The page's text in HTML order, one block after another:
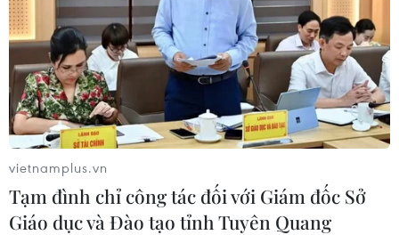
Tỷ giá đồng euro tiếp tục "lao dốc" xuống
mức thấp nhất trong 20 năm
12/07/2022 03:18
vietnamplus.vn
Tạm đình chỉ công tác đối với Giám đốc Sở
Giáo dục và Đào tạo tỉnh Tuyên Quang